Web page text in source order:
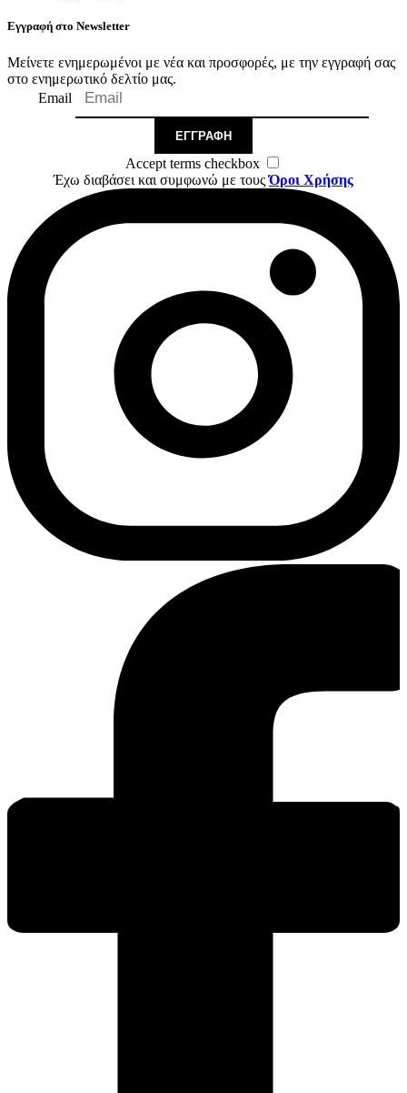
Εγγραφή στο Newsletter
Μείνετε ενημερωμένοι με νέα και προσφορές, με την εγγραφή σας
στο ενημερωτικό δελτίο μας.
Email
ΕΓΓΡΑΦΉ
Accept terms checkbox
Έχω διαβάσει και συμφωνώ με τουςΌροι Χρήσης